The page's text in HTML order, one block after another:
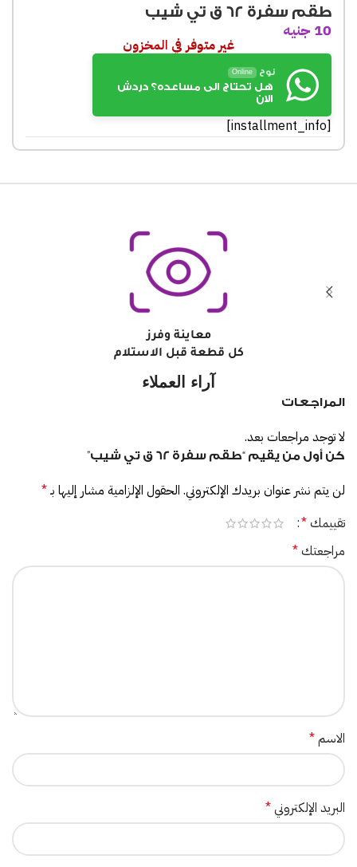
طقم سفرة 62 ق تي شيب
10 جنيه
غير متوفر في المخزون
نوح Online
هل تحتاج الى مساعده؟ دردش
الان
[installment_info]
معاينة وفرز
كل قطعة قبل الاستلام
آراء العملاء
المراجعات
لا توجد مراجعات بعد.
كن أول من يقيم “طقم سفرة 62 ق تي شيب”
لن يتم نشر عنوان بريدك الإلكتروني. الحقول الإلزامية مشار إليها بـ*
تقييمك*
مراجعتك*
الاسم*
البريد الإلكتروني*